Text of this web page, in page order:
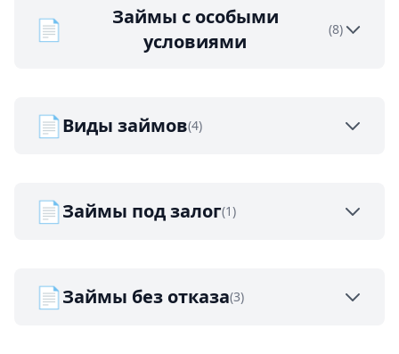
📄
Займы с особыми
условиями
(8)
📄Виды займов(4)
📄Займы под залог(1)
📄Займы без отказа(3)